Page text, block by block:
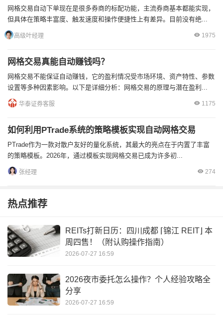
网格交易自动下单现在是很多券商的标配功能，主流券商基本都能实现，
但具体在策略丰富度、触发速度和操作便捷性上有差异。目前没有绝...
高级叶经理 1975
网格交易真能自动赚钱吗？
网格交易不能保证自动赚钱，它的盈利情况受市场环境、资产特性、参数
设置等多种因素影响。以下是详细分析：网格交易的原理与潜在盈利...
华泰证券客服 1175
如何利用PTrade系统的策略模板实现自动网格交易
PTrade作为一款对散户友好的量化系统，其最大的亮点在于内置了丰富
的策略模板。2026年，通过模板实现网格交易已成为许多初...
张经理 274
热点推荐
REITs打新日历：四川成都 ⌈锦江 REIT⌋ 本
周四售！（附认购操作指南）
2026-07-27 16:59
2026夜市委托怎么操作？个人经验攻略全
分享
2026-07-27 16:59